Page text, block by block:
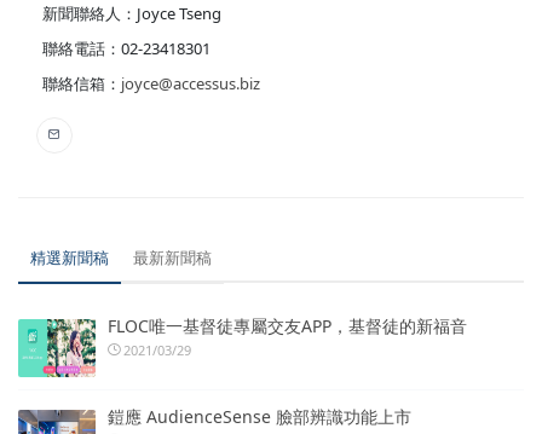
新聞聯絡人：Joyce Tseng
聯絡電話：02-23418301
聯絡信箱： joyce@accessus.biz
精選新聞稿 最新新聞稿
FLOC唯一基督徒專屬交友APP，基督徒的新福音
2021/03/29
鎧應 AudienceSense 臉部辨識功能上市